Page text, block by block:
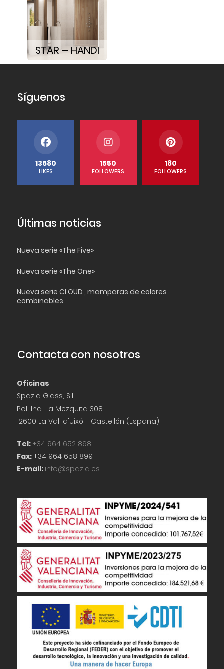
STAR – HANDI
Síguenos
13680
LIKES
1550
FOLLOWERS
180
FOLLOWERS
Últimas noticias
Nueva serie «The Five»
Nueva serie «The One»
Nueva serie CLOUD , mamparas de colores
combinables
Contacta con nosotros
Oficinas
Spazia Glass, S.L.
Pol. Ind. La Mezquita 308
12600 La Vall d'Uixó - Castellón (España)
Tel: +34 964 652 898
Fax: +34 964 658 899
E-mail: info@spazia.es